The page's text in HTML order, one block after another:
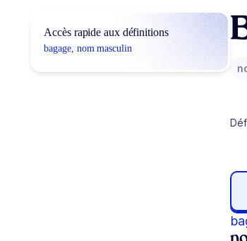
Accès rapide aux définitions
bagage, nom masculin